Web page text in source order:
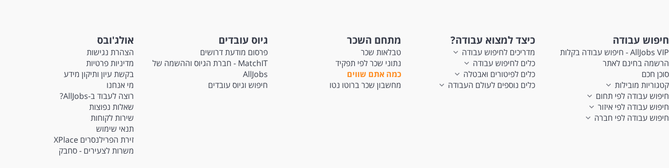
חיפוש עבודה
AllJobs VIP - חיפוש עבודה בקלות
הרשמה בחינם לאתר
סוכן חכם
קטגוריות מובילות
חיפוש עבודה לפי תחום
חיפוש עבודה לפי איזור
חיפוש עבודה לפי חברה
כיצד למצוא עבודה?
מדריכים לחיפוש עבודה
כלים לחיפוש עבודה
כלים לפיטורים ואבטלה
כלים נוספים לעולם העבודה
מתחם השכר
טבלאות שכר
נתוני שכר לפי תפקיד
כמה אתם שווים
מחשבון שכר ברוטו נטו
גיוס עובדים
פרסום מודעת דרושים
MatchIT - חברת הגיוס וההשמה של
AllJobs
חיפוש וגיוס עובדים
אולג'ובס
הצהרת נגישות
מדיניות פרטיות
בקשת עיון ותיקון מידע
מי אנחנו
רוצה לעבוד ב-AllJobs?
שאלות נפוצות
שירות לקוחות
תנאי שימוש
זירת הפרילנסרים XPlace
משרות לצעירים - סחבק